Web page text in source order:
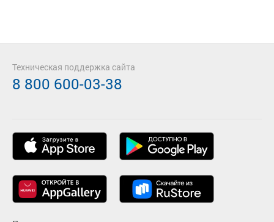
Техническая поддержка сайта
8 800 600-03-38